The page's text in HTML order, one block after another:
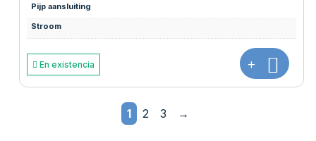
Pijp aansluiting
Stroom
En existencia +
1 2 3 →